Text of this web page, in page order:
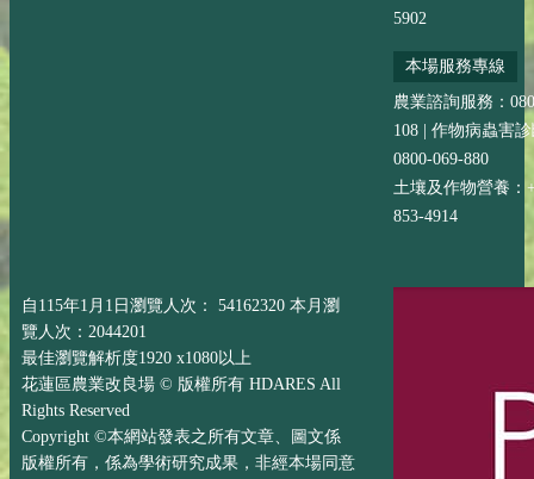
5902
本場服務專線
農業諮詢服務：
108 | 作物病蟲害
0800-069-880
土壤及作物營養：
853-4914
自115年1月1日瀏覽人次： 54162320 本月瀏
覽人次：2044201
最佳瀏覽解析度1920 x1080以上
花蓮區農業改良場 © 版權所有 HDARES All
Rights Reserved
Copyright ©本網站發表之所有文章、圖文係
版權所有，係為學術研究成果，非經本場同意